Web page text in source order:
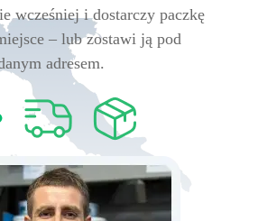
wcześniej i dostarczy paczkę
– lub zostawi ją pod
adresem.